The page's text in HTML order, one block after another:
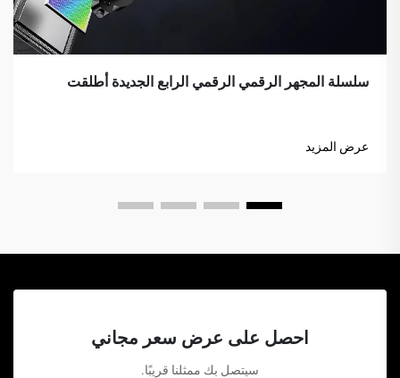
سلسلة المجهر الرقمي الرقمي الرابع الجديدة أطلقت
عرض المزيد
احصل على عرض سعر مجاني
سيتصل بك ممثلنا قريبًا.